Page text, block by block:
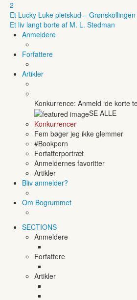
2
Et Lucky Luke pletskud –
Et liv langt borte af M. L. Stedman
Anmeldere
Forfattere
Artikler
Konkurrence: Anmeld ‘de korte
SE ALLE
Konkurrencer
Fem bøger jeg ikke glemmer
#Bookporn
Forfatterportræt
Anmeldernes favoritter
Artikler
Bliv anmelder?
Om Bogrummet
SECTIONS
Anmeldere
Forfattere
Artikler